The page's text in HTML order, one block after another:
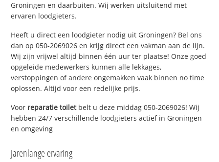
Groningen en daarbuiten. Wij werken uitsluitend met
ervaren loodgieters.
Heeft u direct een loodgieter nodig uit Groningen? Bel ons
dan op 050-2069026 en krijg direct een vakman aan de lijn.
Wij zijn vrijwel altijd binnen één uur ter plaatse! Onze goed
opgeleide medewerkers kunnen alle lekkages,
verstoppingen of andere ongemakken vaak binnen no time
oplossen. Altijd voor een redelijke prijs.
Voor reparatie toiletbelt u deze middag 050-2069026! Wij
hebben 24/7 verschillende loodgieters actief in Groningen
en omgeving
Jarenlange ervaring